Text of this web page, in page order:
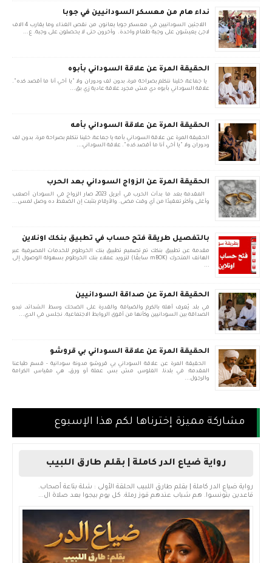
نداء هام من معسكر السودانيين في جوبا
اللاجئين السودانيين في معسكر جوبا يعانون من نقص الغذاء وما يقارب 4 الاف
لاجئ يعيشون على وجبة طعام واحدة. وأخرون حتى لا يحصلون على وجبة. ع...
الحقيقة المرة عن علاقة السوداني بأبوه
يا جماعة، خلينا نتكلم بصراحة مرة، بدون لف ودوران ولا "يا أخي أنا ما أقصد كده".
علاقة السوداني بأبوه دي مش مجرد علاقة عادية زي بق...
الحقيقة المرة عن علاقة السوداني بأمه
الحقيقة المرة عن علاقة السوداني بأمه يا جماعة، خلينا نتكلم بصراحة مرة، بدون لف
ودوران ولا "يا أخي أنا ما أقصد كده". علاقة السوداني...
الحقيقة المرة عن الزواج السوداني بعد الحرب
المقدمة بعد ما بدأت الحرب في أبريل 2023، صار الزواج في السودان أصعب
وأغلى وأكثر تعقيدًا من أي وقت مضى. والأرقام بتثبت إن الضغط ده وصل لمس...
بالتفصيل طريقة فتح حساب في تطبيق بنكك اونلاين
مقدمة عن تطبيق بنكك تم تصميم تطبيق بنك الخرطوم للخدمات المصرفية عبر
الهاتف المتحرك (mBOK سابقًا) لتزويد عملاء بنك الخرطوم بسهولة الوصول إلى
...
الحقيقة المرة عن صداقة السودانيين
في بلد يُعرف أهله بالكرم والضيافة والقدرة على الضحك وسط الشدائد، تبدو
الصداقة بين السودانيين وكأنها من أقوى الروابط الاجتماعية. نجلس في الدي...
الحقيقة المرة عن علاقة السوداني بي قروشو
الحقيقة المرة عن علاقة السوداني بي قروشو مدونة سودانية - قسم طباعنا
المقدمة: في بلدنا، الفلوس مش بس عملة أو ورق، هي مقياس الكرامة
والرجول...
مشاركة مميزة إخترناها لكم هذا الإسبوع
رواية ضياع الدر كاملة | بقلم طارق اللبيب
رواية ضياع الدر كاملة | بقلم طارق اللبيب الحلقة الأولى : شلة بتاعة أصحاب.
قاعدين بتونسوا. هم شباب عندهم قوز رملة. كل يوم بيجوا بعد صلاة ال...